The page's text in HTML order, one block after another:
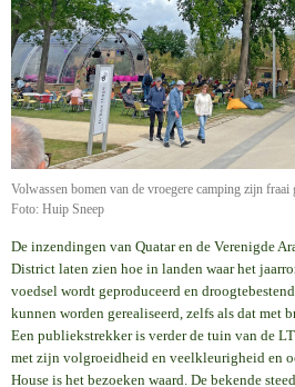
Volwassen bomen van de vroegere camping zijn
Foto: Huip Sneep
De inzendingen van Quatar en de Verenigde
District laten zien hoe in landen waar het
voedsel wordt geproduceerd en
kunnen worden gerealiseerd, zelfs als dat met
Een publiekstrekker is verder de tuin van de
met zijn volgroeidheid en veelkleurigheid en
House is het bezoeken waard. De bekende